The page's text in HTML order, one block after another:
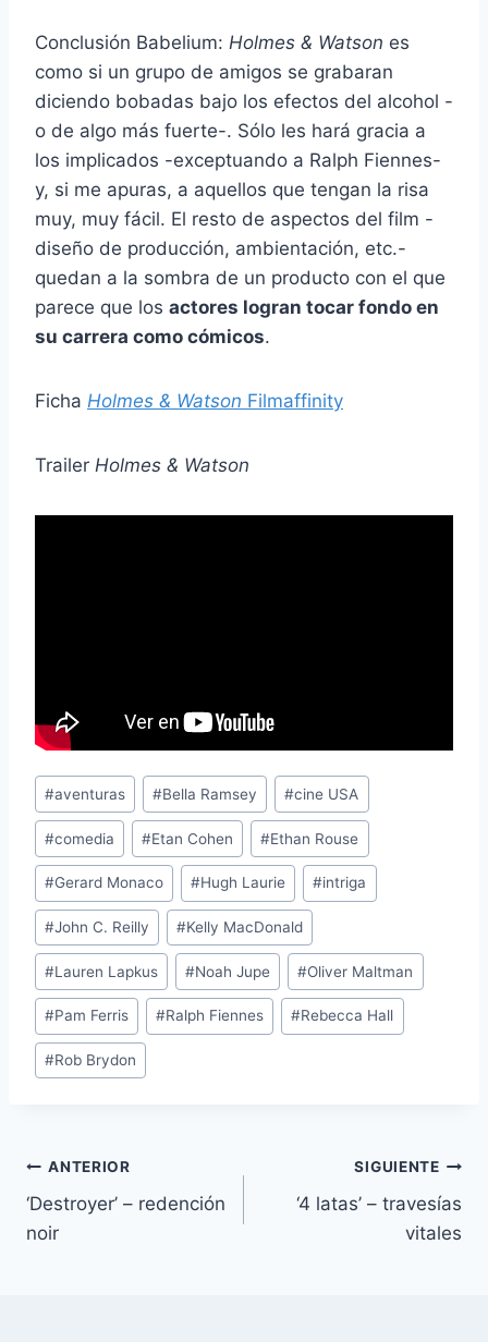
Conclusión Babelium: Holmes & Watson es
como si un grupo de amigos se grabaran
diciendo bobadas bajo los efectos del alcohol -
o de algo más fuerte-. Sólo les hará gracia a
los implicados -exceptuando a Ralph Fiennes-
y, si me apuras, a aquellos que tengan la risa
muy, muy fácil. El resto de aspectos del film -
diseño de producción, ambientación, etc.-
quedan a la sombra de un producto con el que
parece que los actores logran tocar fondo en
su carrera como cómicos.
Ficha Holmes & Watson Filmaffinity
Trailer Holmes & Watson
Etiquetas
de
la
entrada:
#aventuras #Bella Ramsey #cine USA
#comedia #Etan Cohen #Ethan Rouse
#Gerard Monaco #Hugh Laurie #intriga
#John C. Reilly #Kelly MacDonald
#Lauren Lapkus #Noah Jupe #Oliver Maltman
#Pam Ferris #Ralph Fiennes #Rebecca Hall
#Rob Brydon
Navegación
de
ANTERIOR
‘Destroyer’ – redención
noir
SIGUIENTE
‘4 latas’ – travesías
vitales